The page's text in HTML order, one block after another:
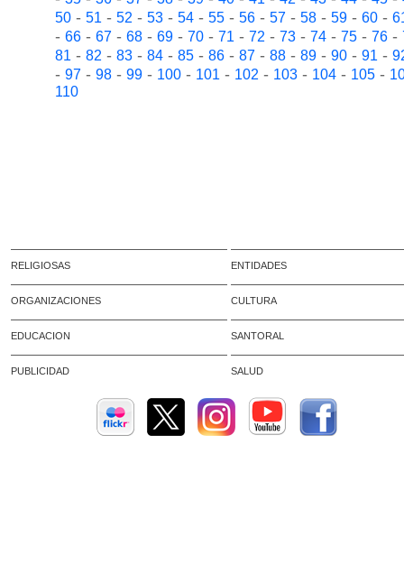
50- 51- 52- 53- 54- 55- 56- 57- 58- 59- 60-
- 66- 67- 68- 69- 70- 71- 72- 73- 74- 75- 76-
81- 82- 83- 84- 85- 86- 87- 88- 89- 90- 91-
- 97- 98- 99- 100- 101- 102- 103- 104- 105-
110
RELIGIOSAS ENTIDADES
ORGANIZACIONES CULTURA
EDUCACION SANTORAL
PUBLICIDAD SALUD